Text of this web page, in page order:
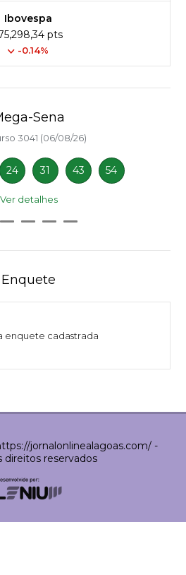
Ibovespa
pts
-0.14%
Sena
3041 (06/08/26)
24 31 43 54
Ver detalhes
Enquete
enquete cadastrada
jornalonlinealagoas.com/ -
direitos reservados